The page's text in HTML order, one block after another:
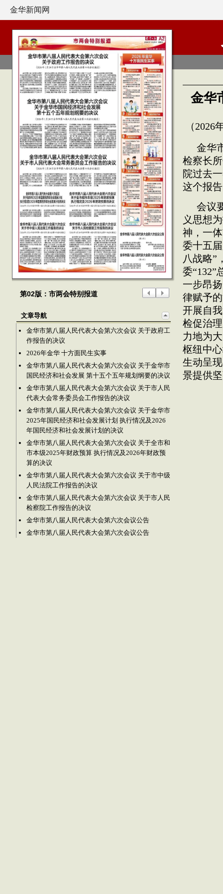
金华新闻网
第02版：市两会特别报道
文章导航
金华市第八届人民代表大会第六次会议 关于政府工
作报告的决议
2026年金华 十方面民生实事
金华市第八届人民代表大会第六次会议 关于金华市
国民经济和社会发展 第十五个五年规划纲要的决议
金华市第八届人民代表大会第六次会议 关于市人民
代表大会常务委员会工作报告的决议
金华市第八届人民代表大会第六次会议 关于金华市
2025年国民经济和社会发展计划 执行情况及2026
年国民经济和社会发展计划的决议
金华市第八届人民代表大会第六次会议 关于全市和
市本级2025年财政预算 执行情况及2026年财政预
算的决议
金华市第八届人民代表大会第六次会议 关于市中级
人民法院工作报告的决议
金华市第八届人民代表大会第六次会议 关于市人民
检察院工作报告的决议
金华市第八届人民代表大会第六次会议公告
金华市第八届人民代表大会第六次会议公告
金华
（
金华
检察长
院过去
这个报
会议
义思想
神，一
委十五
八战略”
委“132”
一步昂
律赋予
开展自
检促治
力地为
枢纽中
生动呈
景提供